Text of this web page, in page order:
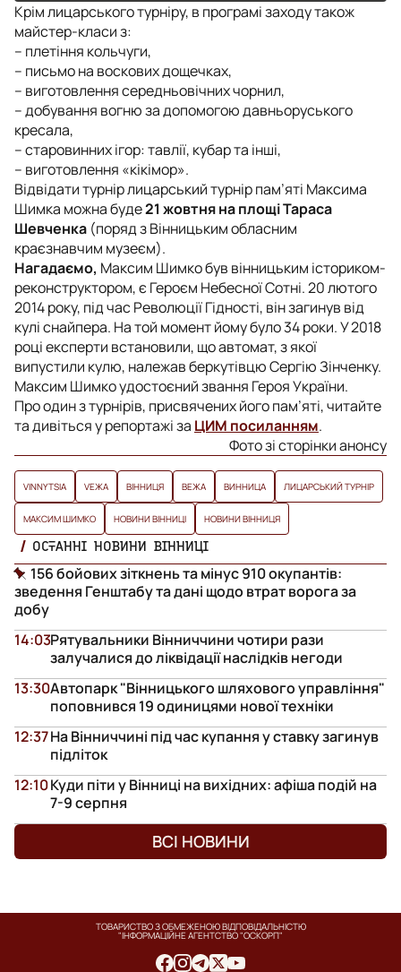
Крім лицарського турніру, в програмі заходу також
майстер-класи з:
– плетіння кольчуги,
– письмо на воскових дощечках,
– виготовлення середньовічних чорнил,
– добування вогню за допомогою давньоруського
кресала,
– старовинних ігор: тавлії, кубар та інші,
– виготовлення «кікімор».
Відвідати турнір лицарський турнір пам’яті Максима
Шимка можна буде21 жовтня на площі Тараса
Шевченка (поряд з Вінницьким обласним
краєзнавчим музеєм).
Нагадаємо, Максим Шимко був вінницьким істориком-
реконструктором, є Героєм Небесної Сотні. 20 лютого
2014 року, під час Революції Гідності, він загинув від
кулі снайпера. На той момент йому було 34 роки. У 2018
році експерти встановили, що автомат, з якої
випустили кулю, належав беркутівцю Сергію Зінченку.
Максим Шимко удостоєний звання Героя України.
Про один з турнірів, присвячених його пам’яті, читайте
та дивіться у репортажі за ЦИМ посиланням.
Фото зі сторінки анонсу
VINNYTSIA VЕЖА ВІННИЦЯ ВЕЖА ВИННИЦА ЛИЦАРСЬКИЙ ТУРНІР
МАКСИМ ШИМКО НОВИНИ ВІННИЦІ НОВИНИ ВІННИЦЯ
ОСТАННІ НОВИНИ ВІННИЦІ
156 бойових зіткнень та мінус 910 окупантів:
зведення Генштабу та дані щодо втрат ворога за
добу
Рятувальники Вінниччини чотири рази
залучалися до ліквідації наслідків негоди
14:03
Автопарк "Вінницького шляхового управління"
поповнився 19 одиницями нової техніки
13:30
На Вінниччині під час купання у ставку загинув
підліток
12:37
Куди піти у Вінниці на вихідних: афіша подій на
7-9 серпня
12:10
ВСІ НОВИНИ
ТОВАРИСТВО З ОБМЕЖЕНОЮ ВІДПОВІДАЛЬНІСТЮ
"ІНФОРМАЦІЙНЕ АГЕНТСТВО "ОСКОРП"